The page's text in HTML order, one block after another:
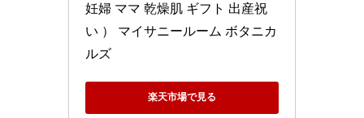
妊婦 ママ 乾燥肌 ギフト 出産祝
い ） マイサニールーム ボタニカ
ルズ
楽天市場で見る